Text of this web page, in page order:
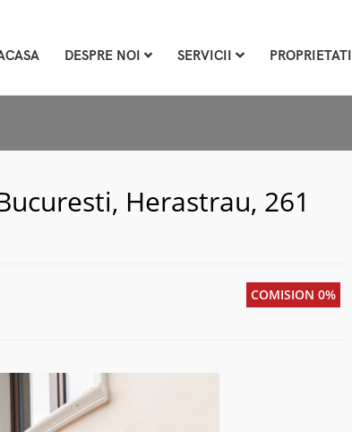
DESPRE NOI SERVICII PROPRIETATI
Herastrau, 261
COMISION 0%